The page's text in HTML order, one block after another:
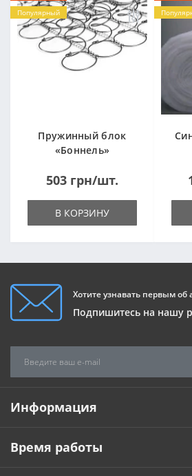
Популярный
Пружинный блок
«Боннель»
503 грн/шт.
В КОРЗИНУ
Хотите узнавать первым об
Подпишитесь на нашу
Информация
Время работы